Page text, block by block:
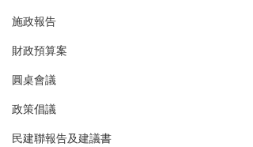
施政報告
財政預算案
圓桌會議
政策倡議
民建聯報告及建議書